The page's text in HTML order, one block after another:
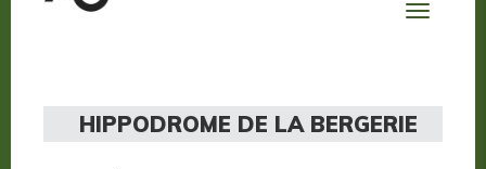
Toggle
HIPPODROME DE LA BERGERIE